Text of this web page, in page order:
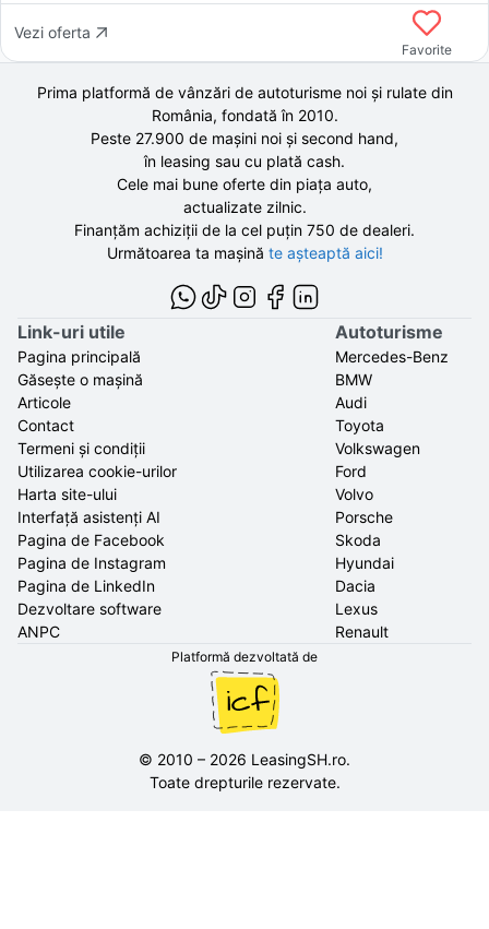
Vezi oferta
Favorite
Prima platformă de vânzări de autoturisme noi și rulate din
România, fondată în 2010.
Peste 27.900 de mașini noi și second hand,
în leasing sau cu plată cash.
Cele mai bune oferte din piața auto,
actualizate zilnic.
Finanțăm achiziții de la cel puțin 750 de dealeri.
Următoarea ta mașină te așteaptă aici!
Link-uri utile
Pagina principală
Găsește o mașină
Articole
Contact
Termeni și condiții
Utilizarea cookie-urilor
Harta site-ului
Interfață asistenți AI
Pagina de Facebook
Pagina de Instagram
Pagina de LinkedIn
Dezvoltare software
ANPC
Autoturisme
Mercedes-Benz
BMW
Audi
Toyota
Volkswagen
Ford
Volvo
Porsche
Skoda
Hyundai
Dacia
Lexus
Renault
Platformă dezvoltată de
© 2010 – 2026 LeasingSH.ro.
Toate drepturile rezervate.